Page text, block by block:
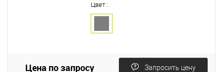
Цвет :
Цена по запросу Запросить цену